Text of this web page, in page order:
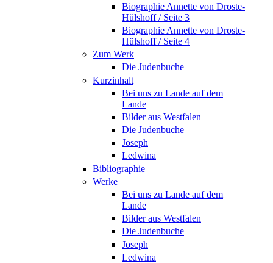
Biographie Annette von Droste-
Hülshoff / Seite 3
Biographie Annette von Droste-
Hülshoff / Seite 4
Zum Werk
Die Judenbuche
Kurzinhalt
Bei uns zu Lande auf dem
Lande
Bilder aus Westfalen
Die Judenbuche
Joseph
Ledwina
Bibliographie
Werke
Bei uns zu Lande auf dem
Lande
Bilder aus Westfalen
Die Judenbuche
Joseph
Ledwina